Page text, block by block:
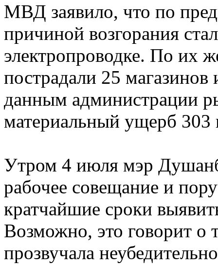
МВД заявило, что по
причиной возгорания
электропроводке. По их
пострадали 25
данным администрации
материальный ущерб 303
Утром 4 июля мэр
рабочее совещание и
кратчайшие сроки
Возможно, это говорит о
прозвучала